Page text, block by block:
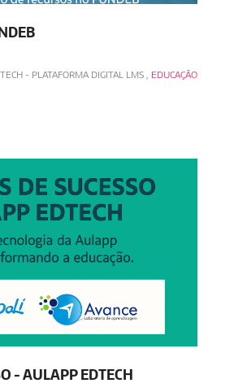
- PLATAFORMA DIGITAL LMS, EDUCAÇÃO
- AULAPP EDTECH